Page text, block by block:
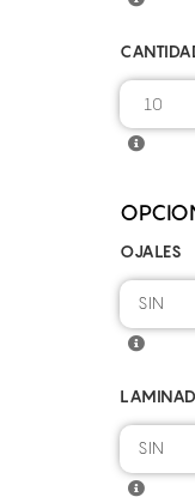
OJALES
SIN
SIN